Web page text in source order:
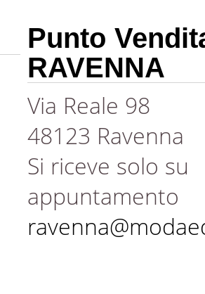
Punto
RAVENNA
Via Reale 98
48123 Ravenna
Si riceve solo su
appuntamento